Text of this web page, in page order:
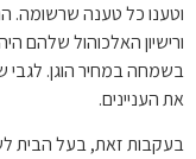
וטענו כל טענה שרשומה.
ורישיון האלכוהול שלהם
בשמחה במחיר הוגן. לגבי
את העניינים.
בעקבות זאת, בעל הבית